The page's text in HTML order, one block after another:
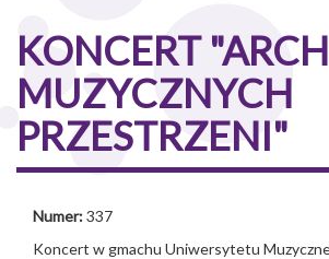
KONCERT
MUZYCZNYCH
PRZESTRZENI"
Numer:337
Koncert w gmachu Uniwersytetu